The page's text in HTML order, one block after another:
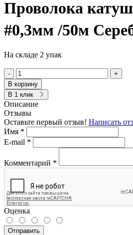
Проволока
#0,3мм /50м
На складе 2 упак
-
+
В корзину
В 1 клик
Описание
Отзывы
Оставьте первый отзыв! Написать
Имя *
E-mail *
Комментарий *
Оценка
Отправить